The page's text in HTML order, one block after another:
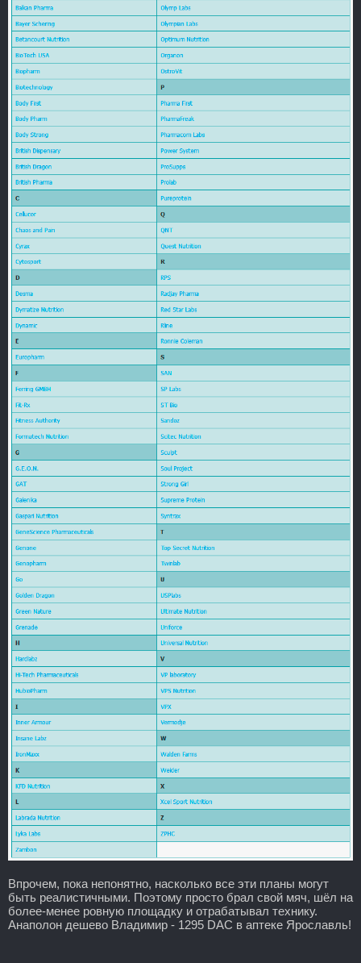
Впрочем, пока непонятно, насколько все эти планы могут
быть реалистичными. Поэтому просто брал свой мяч, шёл на
более-менее ровную площадку и отрабатывал технику.
Анаполон дешево Владимир - 1295 DAC в аптеке Ярославль!